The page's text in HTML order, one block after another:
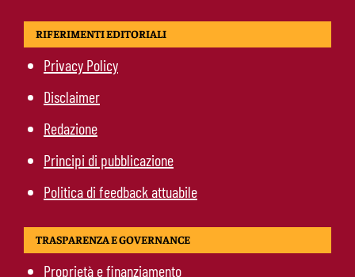
RIFERIMENTI EDITORIALI
Privacy Policy
Disclaimer
Redazione
Principi di pubblicazione
Politica di feedback attuabile
TRASPARENZA E GOVERNANCE
Proprietà e finanziamento